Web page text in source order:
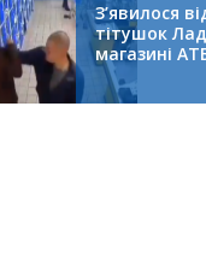
З’явилося
тітушок
магазині